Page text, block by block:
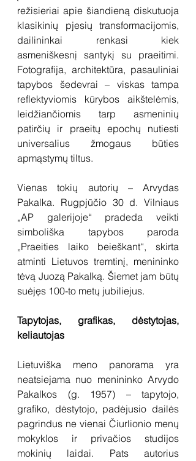
režisieriai apie šiandieną diskutuoja
klasikinių pjesių transformacijomis,
dailininkai renkasi kiek
asmeniškesnį santykį su praeitimi.
Fotografija, architektūra, pasauliniai
tapybos šedevrai – viskas tampa
reflektyviomis kūrybos aikštelėmis,
leidžiančiomis tarp asmeninių
patirčių ir praeitų epochų nutiesti
universalius žmogaus būties
apmąstymų tiltus.
Vienas tokių autorių – Arvydas
Pakalka. Rugpjūčio 30 d. Vilniaus
„AP galerijoje“ pradeda veikti
simboliška tapybos paroda
„Praeities laiko beieškant“, skirta
atminti Lietuvos tremtinį, menininko
tėvą Juozą Pakalką. Šiemet jam būtų
suėjęs 100-to metų jubiliejus.
Tapytojas, grafikas, dėstytojas,
keliautojas
Lietuviška meno panorama yra
neatsiejama nuo menininko Arvydo
Pakalkos (g. 1957) – tapytojo,
grafiko, dėstytojo, padėjusio dailės
pagrindus ne vienai Čiurlionio menų
mokyklos ir privačios studijos
mokinių laidai. Pats autorius